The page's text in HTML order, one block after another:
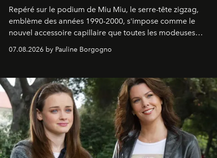
Repéré sur le podium de Miu Miu, le serre-tête zigzag,
emblème des années 1990-2000, s'impose comme le
nouvel accessoire capillaire que toutes les modeuses
s'arrachent déjà.
07.08.2026 by Pauline Borgogno